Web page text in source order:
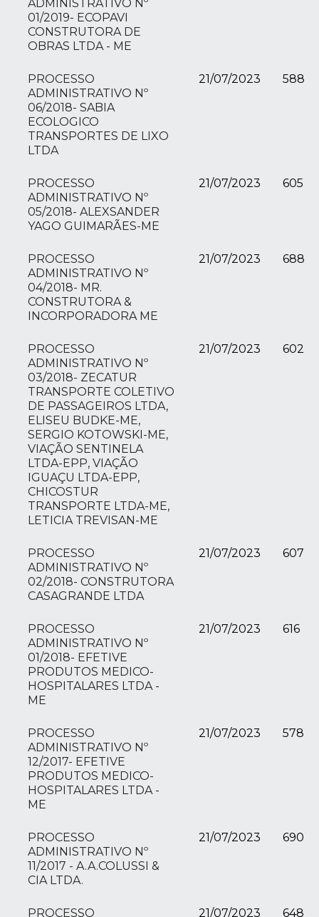
ADMINISTRATIVO Nº
01/2019- ECOPAVI
CONSTRUTORA DE
OBRAS LTDA - ME
PROCESSO
ADMINISTRATIVO Nº
06/2018- SABIA
ECOLOGICO
TRANSPORTES DE LIXO
LTDA
21/07/2023 588
PROCESSO
ADMINISTRATIVO Nº
05/2018- ALEXSANDER
YAGO GUIMARÃES-ME
21/07/2023 605
PROCESSO
ADMINISTRATIVO Nº
04/2018- MR.
CONSTRUTORA &
INCORPORADORA ME
21/07/2023 688
PROCESSO
ADMINISTRATIVO Nº
03/2018- ZECATUR
TRANSPORTE COLETIVO
DE PASSAGEIROS LTDA,
ELISEU BUDKE-ME,
SERGIO KOTOWSKI-ME,
VIAÇÃO SENTINELA
LTDA-EPP, VIAÇÃO
IGUAÇU LTDA-EPP,
CHICOSTUR
TRANSPORTE LTDA-ME,
LETICIA TREVISAN-ME
21/07/2023 602
PROCESSO
ADMINISTRATIVO Nº
02/2018- CONSTRUTORA
CASAGRANDE LTDA
21/07/2023 607
PROCESSO
ADMINISTRATIVO Nº
01/2018- EFETIVE
PRODUTOS MEDICO-
HOSPITALARES LTDA -
ME
21/07/2023 616
PROCESSO
ADMINISTRATIVO Nº
12/2017- EFETIVE
PRODUTOS MEDICO-
HOSPITALARES LTDA -
ME
21/07/2023 578
PROCESSO
ADMINISTRATIVO Nº
11/2017 - A.A.COLUSSI &
CIA LTDA.
21/07/2023 690
PROCESSO
21/07/2023 648